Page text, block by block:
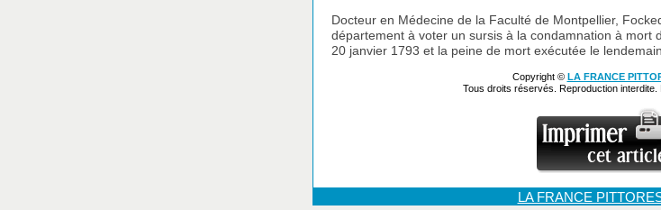
Docteur en Médecine de la Faculté de Montpellier,
département à voter un sursis à la condamnation à mort
20 janvier 1793 et la peine de mort exécutée le lendemain.
Copyright © LA FRANCE
Tous droits réservés. Reproduction interdite.
LA FRANCE